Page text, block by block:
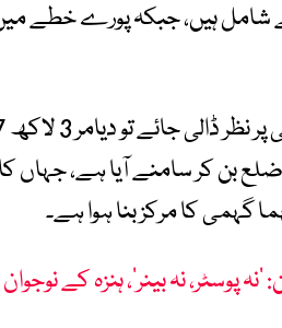
62 بڑے جلسے شامل ہیں، جبکہ پورے
گہمی کا مرکز بنا ہوا ہے۔
پوسٹر، نہ بینر‘، ہنزہ کے